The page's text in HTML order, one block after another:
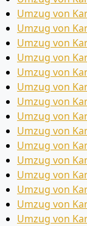
Umzug von
Umzug von
Umzug von
Umzug von
Umzug von
Umzug von
Umzug von
Umzug von
Umzug von
Umzug von
Umzug von
Umzug von
Umzug von
Umzug von
Umzug von